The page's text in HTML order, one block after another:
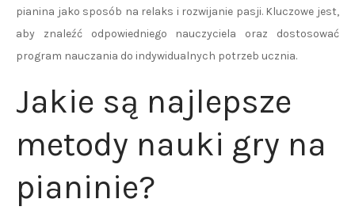
pianina jako sposób na relaks i rozwijanie pasji. Kluczowe jest,
aby znaleźć odpowiedniego nauczyciela oraz dostosować
program nauczania do indywidualnych potrzeb ucznia.
Jakie są najlepsze
metody nauki gry na
pianinie?